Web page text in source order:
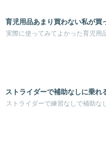
育児用品あまり買わない私が買
実際に使ってみてよかった育児用
ストライダーで補助なしに乗れ
ストライダーで練習なしで補助な